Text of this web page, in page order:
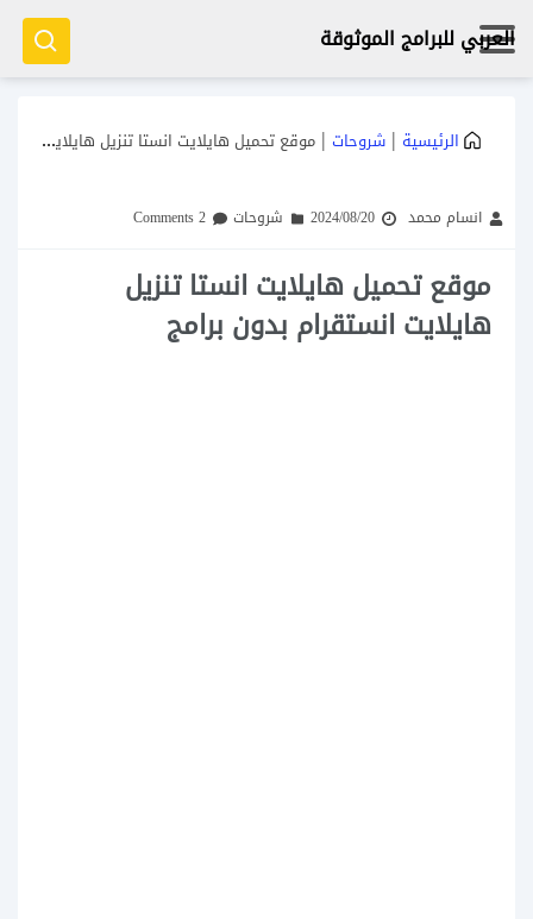
العربي للبرامج الموثوقة
الرئيسية | شروحات | موقع تحميل هايلايت انستا تنزيل هايلايت انستقرام بدون برامج
انسام محمد 2024/08/20 شروحات 2 Comments
موقع تحميل هايلايت انستا تنزيل
هايلايت انستقرام بدون برامج